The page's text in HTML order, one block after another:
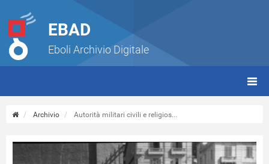
EBAD
Eboli Archivio Digitale
Archivio Autorità militari civili e religios...